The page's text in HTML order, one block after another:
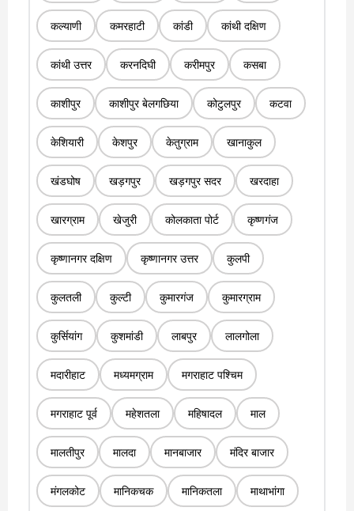
कल्याणी कमरहाटी कांडी कांथी दक्षिण
कांथी उत्तर करनदिघी करीमपुर कसबा
काशीपुर काशीपुर बेलगछिया कोटुलपुर कटवा
केशियारी केशपुर केतुग्राम खानाकुल
खंडघोष खड़गपुर खड़गपुर सदर खरदाहा
खारग्राम खेजुरी कोलकाता पोर्ट कृष्णगंज
कृष्णानगर दक्षिण कृष्णानगर उत्तर कुलपी
कुलतली कुल्टी कुमारगंज कुमारग्राम
कुर्सियांग कुशमांडी लाबपुर लालगोला
मदारीहाट मध्यमग्राम मगराहाट पश्चिम
मगराहाट पूर्व महेशतला महिषादल माल
मालतीपुर मालदा मानबाजार मंदिर बाजार
मंगलकोट मानिकचक मानिकतला माथाभांगा